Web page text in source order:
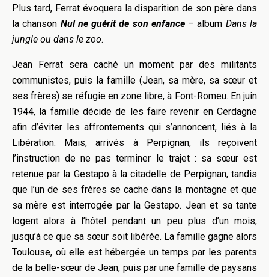
Plus tard, Ferrat évoquera la disparition de son père dans
la chanson Nul ne guérit de son enfance– album Dans la
jungle ou dans le zoo.
Jean Ferrat sera caché un moment par des militants
communistes, puis la famille (Jean, sa mère, sa sœur et
ses frères) se réfugie en zone libre, à Font-Romeu. En juin
1944, la famille décide de les faire revenir en Cerdagne
afin d’éviter les affrontements qui s’annoncent, liés à la
Libération. Mais, arrivés à Perpignan, ils reçoivent
l’instruction de ne pas terminer le trajet : sa sœur est
retenue par la Gestapo à la citadelle de Perpignan, tandis
que l’un de ses frères se cache dans la montagne et que
sa mère est interrogée par la Gestapo. Jean et sa tante
logent alors à l’hôtel pendant un peu plus d’un mois,
jusqu’à ce que sa sœur soit libérée. La famille gagne alors
Toulouse, où elle est hébergée un temps par les parents
de la belle-sœur de Jean, puis par une famille de paysans